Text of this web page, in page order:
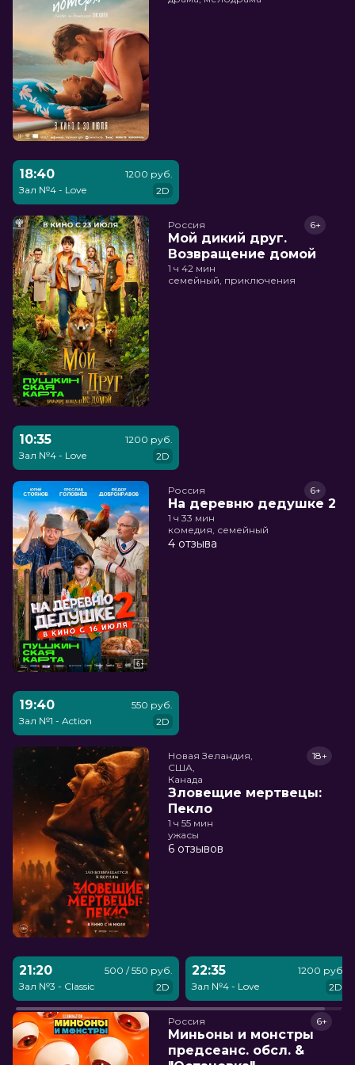
18:40
Зал №4 - Love
1200 руб.
2D
Россия
Мой дикий друг.
Возвращение домой
6+
1 ч 42 мин
семейный, приключения
10:35
Зал №4 - Love
1200 руб.
2D
Россия
На деревню дедушке 2
6+
1 ч 33 мин
комедия, семейный
4 отзыва
19:40
Зал №1 - Action
550 руб.
2D
Новая Зеландия,
США,
Канада
Зловещие мертвецы:
Пекло
18+
1 ч 55 мин
ужасы
6 отзывов
21:20
Зал №3 - Classic
500 / 550 руб.
2D
22:35
Зал №4 - Love
1200 руб.
2D
Россия
Миньоны и монстры
предсеанс. обсл. &
6+